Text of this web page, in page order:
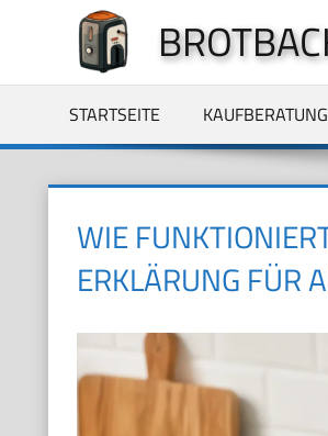
springen
STARTSEITE KAUFBERATUNG
WIE
ERKLÄRUNG FÜR